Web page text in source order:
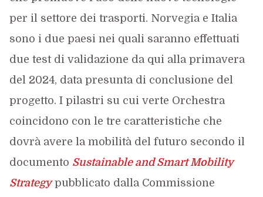
per il settore dei trasporti. Norvegia e Italia
sono i due paesi nei quali saranno effettuati
due test di validazione da qui alla primavera
del 2024, data presunta di conclusione del
progetto. I pilastri su cui verte Orchestra
coincidono con le tre caratteristiche che
dovrà avere la mobilità del futuro secondo il
documento Sustainable and Smart Mobility
Strategypubblicato dalla Commissione